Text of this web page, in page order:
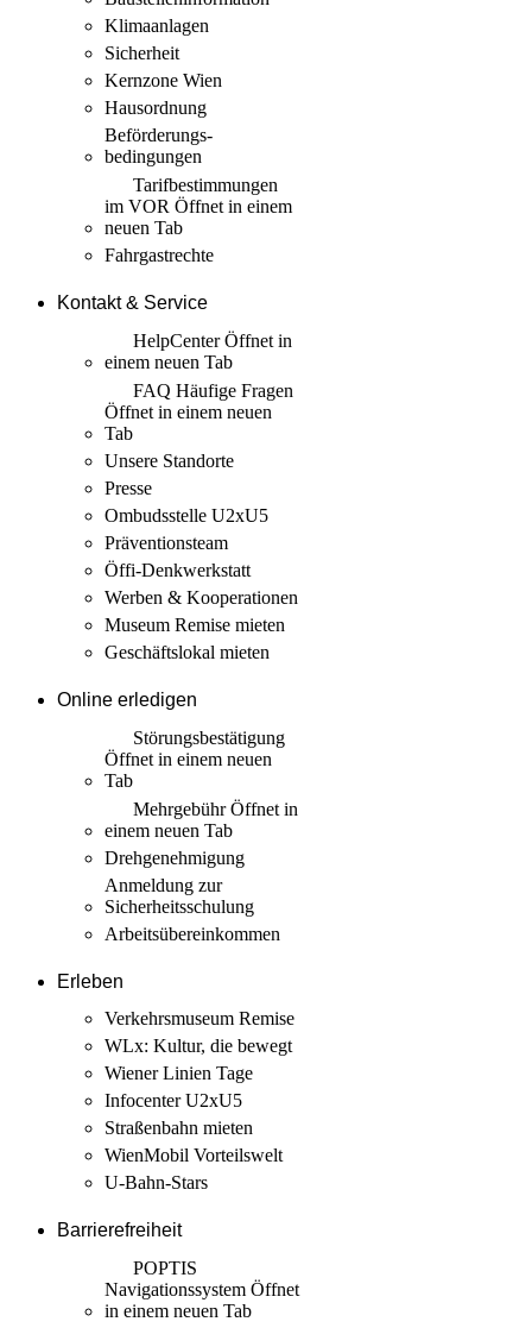
Klimaanlagen
Sicherheit
Kernzone Wien
Hausordnung
Beförderungs­
bedingungen
Tarif­bestimmungen
im VOR Öffnet in einem
neuen Tab
Fahrgastrechte
Kontakt & Service
HelpCenterÖffnet in
einem neuen Tab
FAQ Häufige Fragen
Öffnet in einem neuen
Tab
Unsere Standorte
Presse
Ombudsstelle U2xU5
Präventionsteam
Öffi-Denkwerkstatt
Werben & Kooperationen
Museum Remise mieten
Geschäftslokal mieten
Online erledigen
Störungs­bestätigung
Öffnet in einem neuen
Tab
MehrgebührÖffnet in
einem neuen Tab
Drehgenehmigung
Anmeldung zur
Sicherheits­schulung
Arbeits­übereinkommen
Erleben
Verkehrsmuseum Remise
WLx: Kultur, die bewegt
Wiener Linien Tage
Infocenter U2xU5
Straßenbahn mieten
WienMobil Vorteilswelt
U-Bahn-Stars
Barrierefreiheit
POPTIS
Navigationssystem Öffnet
in einem neuen Tab